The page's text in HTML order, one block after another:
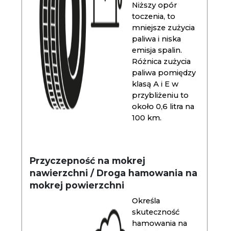
Niższy opór
toczenia, to
mniejsze zużycia
paliwa i niska
emisja spalin.
Różnica zużycia
paliwa pomiędzy
klasą A i E w
przybliżeniu to
około 0,6 litra na
100 km.
Przyczepność na mokrej
nawierzchni / Droga hamowania na
mokrej powierzchni
Określa
skuteczność
hamowania na